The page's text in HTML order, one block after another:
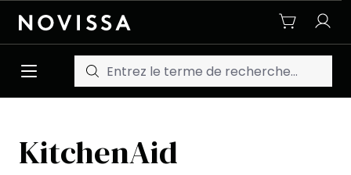
Passer au contenu principal
KitchenAid